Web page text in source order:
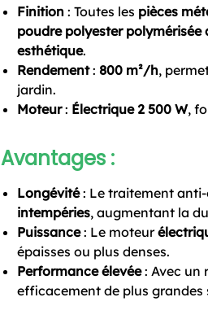
Finition: Toutes les pièces
poudre polyester polymérisée
esthétique.
Rendement: 800 m²/h,
jardin.
Moteur: Électrique 2 500 W,
Avantages:
Longévité: Le traitement anti-
intempéries, augmentant la
Puissance: Le moteur
épaisses ou plus denses.
Performance élevée: Avec un
efficacement de plus